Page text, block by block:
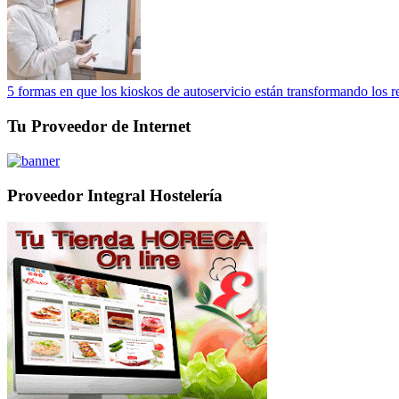
5 formas en que los kioskos de autoservicio están transformando los
Tu Proveedor de Internet
Proveedor Integral Hostelería